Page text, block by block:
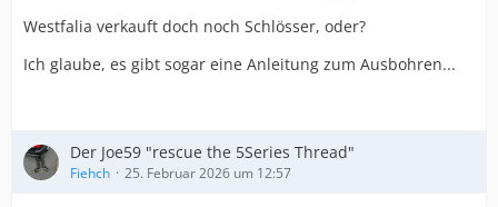
Westfalia verkauft doch noch Schlösser, oder?
Ich glaube, es gibt sogar eine Anleitung zum Ausbohren...
Der Joe59 "rescue the 5Series Thread"
Fiehch 25. Februar 2026 um 12:57